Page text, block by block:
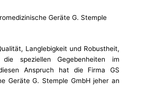
Geräte G. Stemple
Langlebigkeit und Robustheit,
speziellen Gegebenheiten im
Anspruch hat die Firma GS
Geräte G. Stemple GmbH jeher an